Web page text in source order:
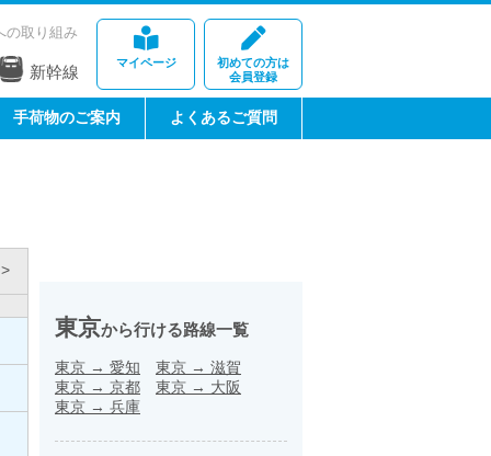
マイページ
初めての方は
会員登録
の取り組み
新幹線
手荷物のご案内 よくあるご質問
東京から行ける路線一覧
東京 → 愛知 東京 → 滋賀
東京 → 京都 東京 → 大阪
東京 → 兵庫